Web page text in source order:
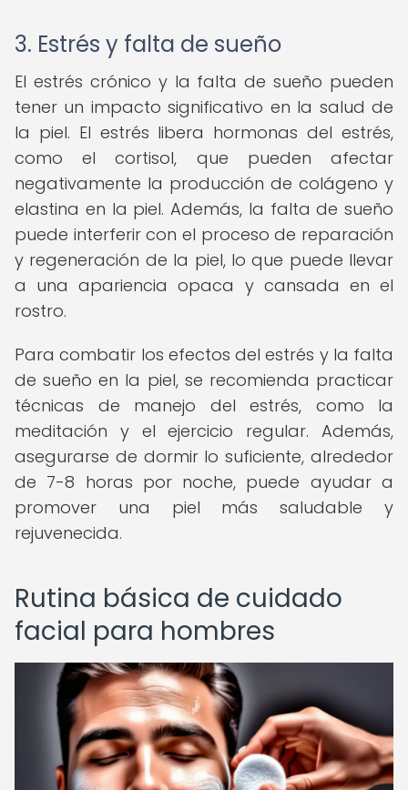
3. Estrés y falta de sueño
El estrés crónico y la falta de sueño pueden
tener un impacto significativo en la salud de
la piel. El estrés libera hormonas del estrés,
como el cortisol, que pueden afectar
negativamente la producción de colágeno y
elastina en la piel. Además, la falta de sueño
puede interferir con el proceso de reparación
y regeneración de la piel, lo que puede llevar
a una apariencia opaca y cansada en el
rostro.
Para combatir los efectos del estrés y la falta
de sueño en la piel, se recomienda practicar
técnicas de manejo del estrés, como la
meditación y el ejercicio regular. Además,
asegurarse de dormir lo suficiente, alrededor
de 7-8 horas por noche, puede ayudar a
promover una piel más saludable y
rejuvenecida.
Rutina básica de cuidado
facial para hombres